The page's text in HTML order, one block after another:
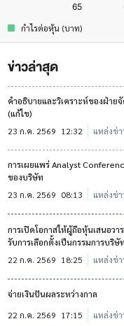
กำไรต่อหุ้น (บาท)
ข่าวล่าสุด
คำอธิบายและวิเคราะห์ของฝ่าย
(แก้ไข)
23 ก.ค. 2569 12:32 แหล่งข่า
การเผยแพร่ Analyst
ของบริษัท
23 ก.ค. 2569 08:13 แหล่งข่า
การเปิดโอกาสให้ผู้ถือหุ้นเสนอว
รับการเลือกตั้งเป็นกรรมการบริษั
22 ก.ค. 2569 18:25 แหล่งข่า
จ่ายเงินปันผลระหว่างกาล
22 ก.ค. 2569 17:15 แหล่งข่า